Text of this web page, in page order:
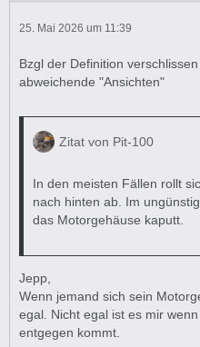
25. Mai 2026 um 11:39
Bzgl der Definition
abweichende "Ansichten"
Zitat von Pit-100
In den meisten Fällen rollt
nach hinten ab. Im
das Motorgehäuse kaputt.
Jepp,
Wenn jemand sich sein
egal. Nicht egal ist es mir
entgegen kommt.